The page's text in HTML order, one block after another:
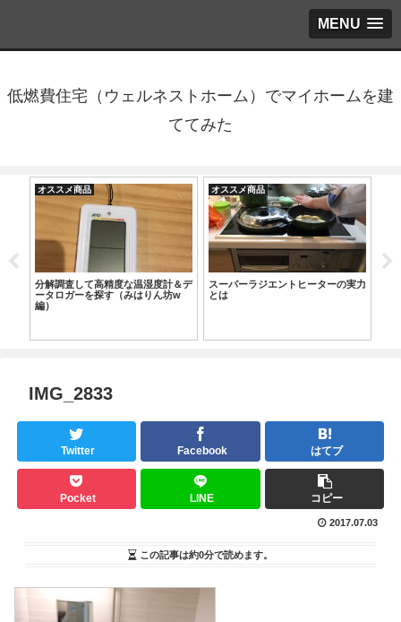
MENU
低燃費住宅（ウェルネストホーム）でマイホームを建
ててみた
オススメ商品
分解調査して高精度な温湿度計＆デ
ータロガーを探す（みはりん坊w
編）
オススメ商品
スーパーラジエントヒーターの実力
とは
IMG_2833
Twitter Facebook はてブ
Pocket LINE コピー
2017.07.03
この記事は約0分で読めます。